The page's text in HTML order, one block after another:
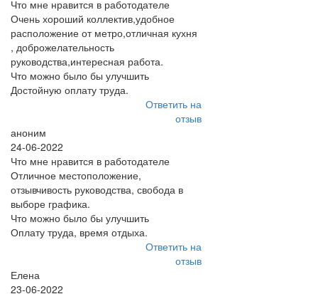
Что мне нравится в работодателе
Очень хороший коллектив,удобное
расположение от метро,отличная кухня
, доброжелательность
руководства,интересная работа.
Что можно было бы улучшить
Достойную оплату труда.
Ответить на
отзыв
аноним
24-06-2022
Что мне нравится в работодателе
Отличное местоположение,
отзывчивость руководства, свобода в
выборе графика.
Что можно было бы улучшить
Оплату труда, время отдыха.
Ответить на
отзыв
Елена
23-06-2022